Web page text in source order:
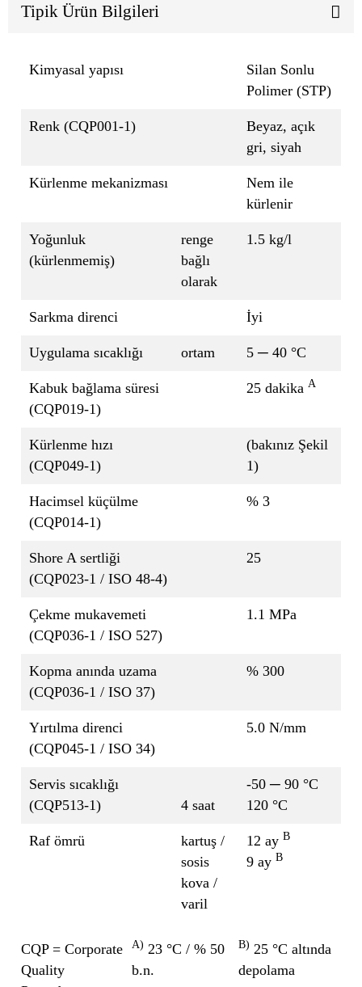
Tipik Ürün Bilgileri
Kimyasal yapısı
Silan Sonlu
Polimer (STP)
Renk (CQP001-1)
Beyaz, açık
gri, siyah
Kürlenme mekanizması
Nem ile
kürlenir
Yoğunluk
(kürlenmemiş)
renge
bağlı
olarak
1.5 kg/l
Sarkma direnci İyi
Uygulama sıcaklığı ortam 5 ─ 40 °C
Kabuk bağlama süresi
(CQP019-1)
25 dakika A
Kürlenme hızı
(CQP049-1)
(bakınız Şekil
1)
Hacimsel küçülme
(CQP014-1)
% 3
Shore A sertliği
(CQP023-1 / ISO 48-4)
25
Çekme mukavemeti
(CQP036-1 / ISO 527)
1.1 MPa
Kopma anında uzama
(CQP036-1 / ISO 37)
% 300
Yırtılma direnci
(CQP045-1 / ISO 34)
5.0 N/mm
Servis sıcaklığı
(CQP513-1)
4 saat
-50 ─ 90 °C
120 °C
Raf ömrü
kartuş /
sosis
kova /
varil
12 ay B
9 ay B
CQP = Corporate
Quality
A) 23 °C / % 50
b.n.
B) 25 °C altında
depolama